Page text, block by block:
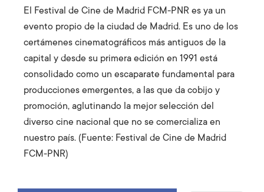
El Festival de Cine de Madrid FCM-PNR es ya un
evento propio de la ciudad de Madrid. Es uno de los
certámenes cinematográficos más antiguos de la
capital y desde su primera edición en 1991 está
consolidado como un escaparate fundamental para
producciones emergentes, a las que da cobijo y
promoción, aglutinando la mejor selección del
diverso cine nacional que no se comercializa en
nuestro país. (Fuente: Festival de Cine de Madrid
FCM-PNR)